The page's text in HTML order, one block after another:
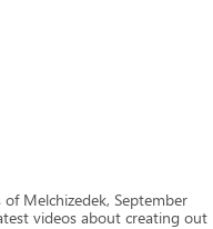
Melchizedek, September
videos about creating out